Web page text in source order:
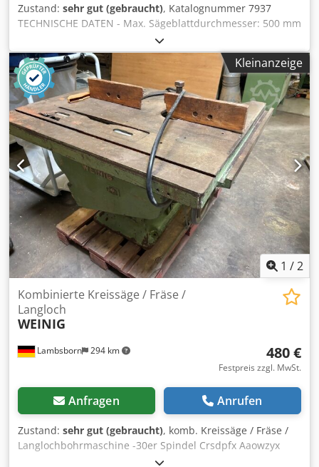
Zustand: sehr gut (gebraucht), Katalognummer 7937
TECHNISCHE DATEN - Max. Sägeblattdurchmesser: 500 mm
- Spindeldurchmesser: 30 mm - Pneumatischer
Oberandruck - Sägeblattschutzhaube - Pneumatischer
Sägeblattauszug - Max. Schnitthöhe: 150 mm - Max.
Schnittbreite: 350 mm - Hauptmotor: 5,5 kW -
Absaugstutzendurchmesser: 120 mm - Tischmaße (L/B):
740x500 mm - Tischhöhe ab Fußboden: 900 mm -
Rollentische: 2 Stück - Einlaufrollentisch + Führung: 2050
mm - Auslaufrollentisch: 1650 mm Codpfx Aaszrnt Hjmerf -
Rollentischbreite: 510 mm - Maschinenabmessungen ohne
Tisch (L/B/H): 1200x640x1280 mm - Gewicht ca.: 500 kg
VORTEILE – Hergestellt in Polen – Originale DTR-
Dokumentation – 2 Rollentische – Pneumatischer
Sägeblattvorschub – Säge gebraucht, Zustand wie neu
Nettopreis: 14.900 PLN Nettopreis: 3.550 EUR (je nach
Wechselkurs 4,2 EUR) (Preise können bei größeren
Kursschwankungen variieren)
Kleinanzeige
1 /2
Lambsborn 294 km
Kombinierte Kreissäge / Fräse /
Langloch
WEINIG
480 €
Festpreis zzgl. MwSt.
Anfragen Anrufen
Zustand: sehr gut (gebraucht), komb. Kreissäge / Fräse /
Langlochbohrmaschine -30er Spindel Crsdpfx Aaowzyx